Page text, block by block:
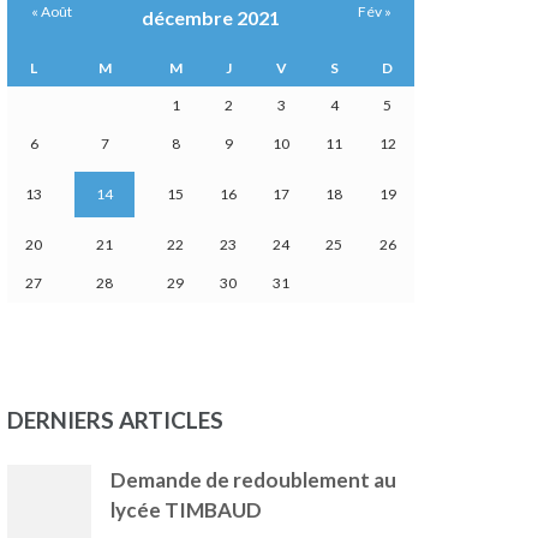
décembre 2021
L M M J V S D
1 2 3 4 5
6 7 8 9 10 11 12
13 14 15 16 17 18 19
20 21 22 23 24 25 26
27 28 29 30 31
« Août Fév »
DERNIERS ARTICLES
Demande de redoublement au
lycée TIMBAUD